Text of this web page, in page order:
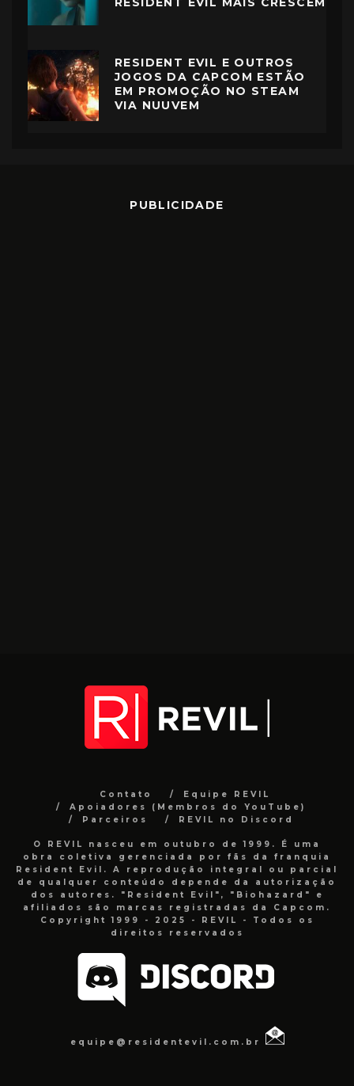
RESIDENT EVIL E OUTROS
JOGOS DA CAPCOM ESTÃO
EM PROMOÇÃO NO STEAM
VIA NUUVEM
PUBLICIDADE
Contato
Equipe REVIL
Apoiadores (Membros do YouTube)
Parceiros
REVIL no Discord
O REVIL nasceu em outubro de 1999. É uma
obra coletiva gerenciada por fãs da franquia
Resident Evil. A reprodução integral ou parcial
de qualquer conteúdo depende da autorização
dos autores. "Resident Evil", "Biohazard" e
afiliados são marcas registradas da Capcom.
Copyright 1999 - 2025 - REVIL - Todos os
direitos reservados
equipe@residentevil.com.br